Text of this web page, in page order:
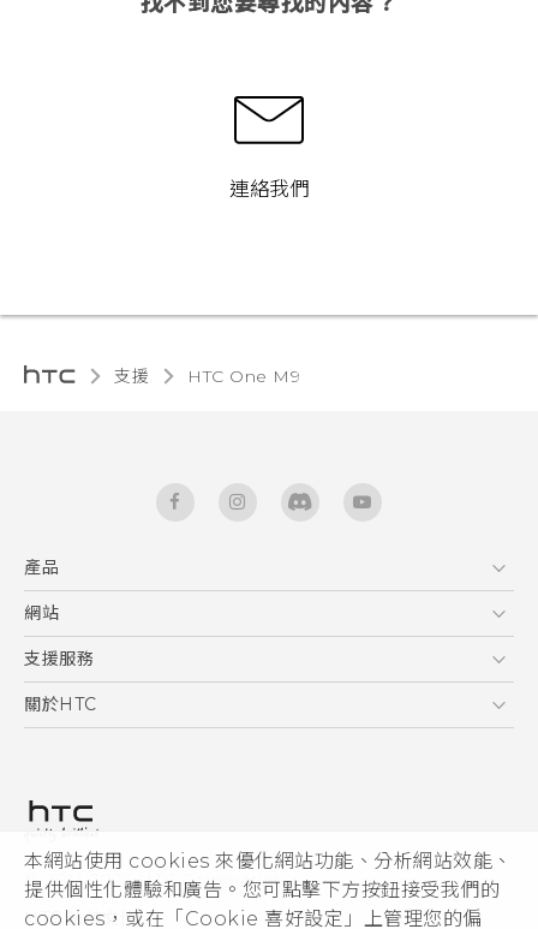
本網站使用 cookies 來優化網站功能、分析網站效能、
提供個性化體驗和廣告。您可點擊下方按鈕接受我們的
cookies，或在「Cookie 喜好設定」上管理您的偏
連絡我們
支援 HTC One M9‎
新功能(Android 7 Nougat)
產品
5G
區塊鍊手機
網站
HTC Dev
支援服務
服務中心
關於HTC
私隱政策
產品安全
加入HTC
© 2011-2026 HTC Corporation
HTC 法律文件